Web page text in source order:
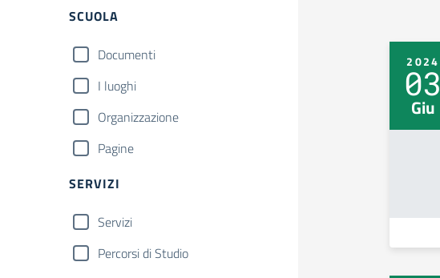
Filtri
SCUOLA
Documenti
I luoghi
Organizzazione
Pagine
SERVIZI
Servizi
Percorsi di Studio
2024
03
Giu